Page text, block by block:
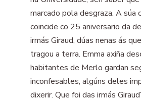
marcado pola desgraza. A súa
coincide co 25 aniversario da
irmás Giraud, dúas nenas ás
tragou a terra. Emma axiña
habitantes de Merlo gardan
inconfesables, algúns deles
dixerir. Que foi das irmás